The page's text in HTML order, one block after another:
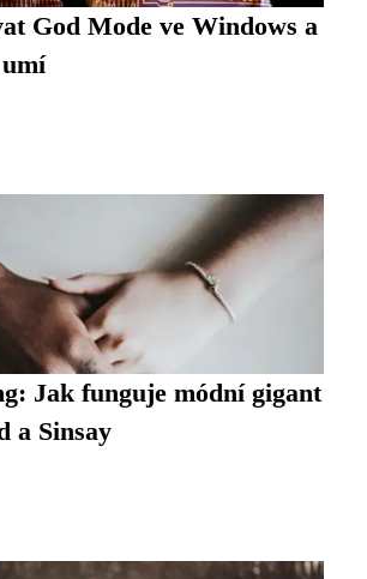
God Mode ve Windows a
Jak funguje módní gigant
a Sinsay